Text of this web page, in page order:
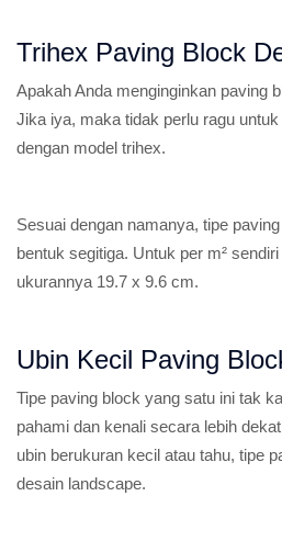
Trihex Paving Block
Apakah Anda menginginkan paving
Jika iya, maka tidak perlu ragu
dengan model trihex.
Sesuai dengan namanya, tipe
bentuk segitiga. Untuk per m²
ukurannya 19.7 x 9.6 cm.
Ubin Kecil Paving
Tipe paving block yang satu ini tak
pahami dan kenali secara lebih
ubin berukuran kecil atau tahu, tipe
desain landscape.